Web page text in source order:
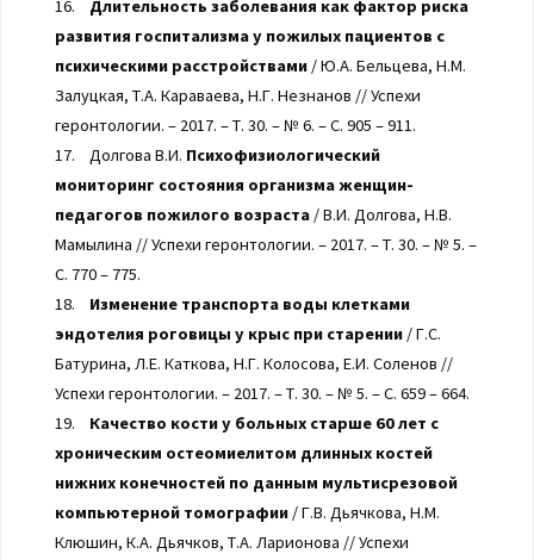
16. Длительность заболевания как фактор риска
развития госпитализма у пожилых пациентов с
психическими расстройствами/ Ю.А. Бельцева, Н.М.
Залуцкая, Т.А. Караваева, Н.Г. Незнанов // Успехи
геронтологии. – 2017. – Т. 30. – № 6. – С. 905 – 911.
17. Долгова В.И. Психофизиологический
мониторинг состояния организма женщин-
педагогов пожилого возраста/ В.И. Долгова, Н.В.
Мамылина // Успехи геронтологии. – 2017. – Т. 30. – № 5. –
С. 770 – 775.
18. Изменение транспорта воды клетками
эндотелия роговицы у крыс при старении/ Г.С.
Батурина, Л.Е. Каткова, Н.Г. Колосова, Е.И. Соленов //
Успехи геронтологии. – 2017. – Т. 30. – № 5. – С. 659 – 664.
19. Качество кости у больных старше 60 лет с
хроническим остеомиелитом длинных костей
нижних конечностей по данным мультисрезовой
компьютерной томографии/ Г.В. Дьячкова, Н.М.
Клюшин, К.А. Дьячков, Т.А. Ларионова // Успехи